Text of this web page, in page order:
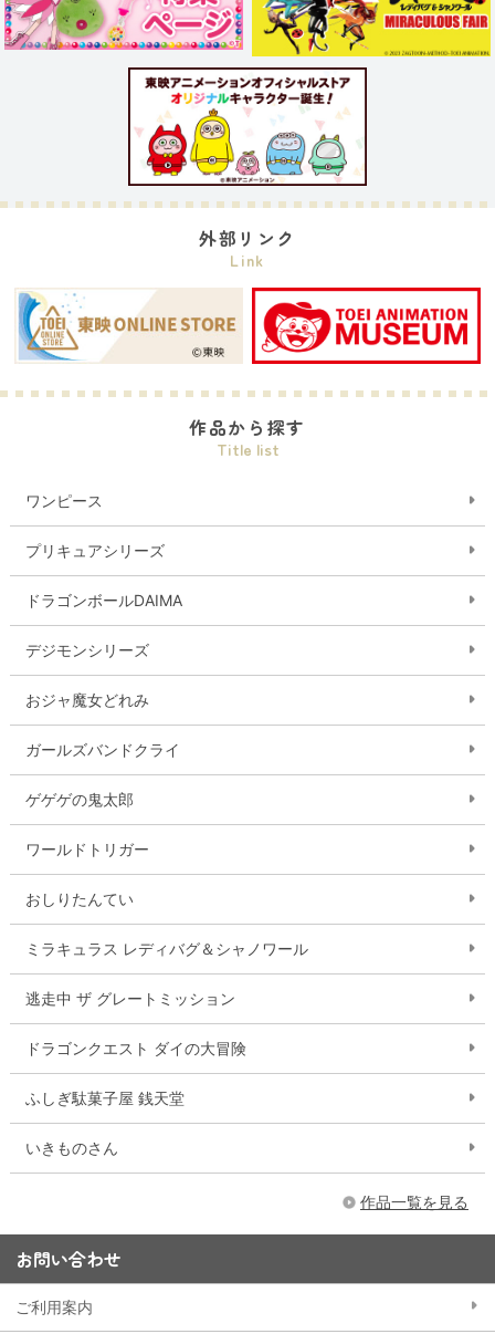
外部リンク
Link
作品から探す
Title list
ワンピース
プリキュアシリーズ
ドラゴンボールDAIMA
デジモンシリーズ
おジャ魔女どれみ
ガールズバンドクライ
ゲゲゲの鬼太郎
ワールドトリガー
おしりたんてい
ミラキュラス レディバグ＆シャノワール
逃走中 ザ グレートミッション
ドラゴンクエスト ダイの大冒険
ふしぎ駄菓子屋 銭天堂
いきものさん
作品一覧を見る
お問い合わせ
ご利用案内